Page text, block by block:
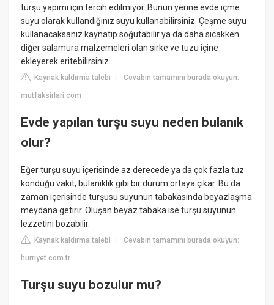
turşu yapımı için tercih edilmiyor. Bunun yerine evde içme
suyu olarak kullandığınız suyu kullanabilirsiniz. Çeşme suyu
kullanacaksanız kaynatıp soğutabilir ya da daha sıcakken
diğer salamura malzemeleri olan sirke ve tuzu içine
ekleyerek eritebilirsiniz.
Kaynak kaldırma talebi |Cevabın tamamını burada okuyun:
mutfaksirlari.com
Evde yapılan turşu suyu neden bulanık
olur?
Eğer turşu suyu içerisinde az derecede ya da çok fazla tuz
konduğu vakit, bulanıklık gibi bir durum ortaya çıkar. Bu da
zaman içerisinde turşusu suyunun tabakasında beyazlaşma
meydana getirir. Oluşan beyaz tabaka ise turşu suyunun
lezzetini bozabilir.
Kaynak kaldırma talebi |Cevabın tamamını burada okuyun:
hurriyet.com.tr
Turşu suyu bozulur mu?